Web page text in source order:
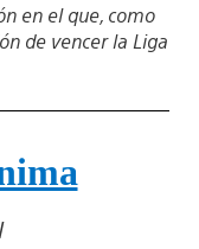
en el que, como
de vencer la Liga